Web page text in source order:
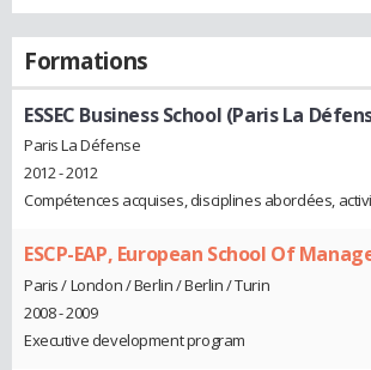
Formations
ESSEC Business School (Paris La
Paris La Défense
2012 - 2012
Compétences acquises, disciplines abordées,
ESCP-EAP, European School Of
Paris / London / Berlin / Berlin / Turin
2008 - 2009
Executive development program